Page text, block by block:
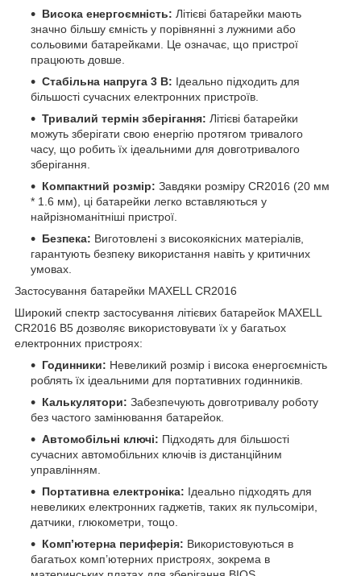
Висока енергоємність: Літієві батарейки мають
значно більшу ємність у порівнянні з лужними або
сольовими батарейками. Це означає, що пристрої
працюють довше.
Стабільна напруга 3 В: Ідеально підходить для
більшості сучасних електронних пристроїв.
Тривалий термін зберігання: Літієві батарейки
можуть зберігати свою енергію протягом тривалого
часу, що робить їх ідеальними для довготривалого
зберігання.
Компактний розмір: Завдяки розміру CR2016 (20 мм
* 1.6 мм), ці батарейки легко вставляються у
найрізноманітніші пристрої.
Безпека: Виготовлені з високоякісних матеріалів,
гарантують безпеку використання навіть у критичних
умовах.
Застосування батарейки MAXELL CR2016
Широкий спектр застосування літієвих батарейок MAXELL
CR2016 B5 дозволяє використовувати їх у багатьох
електронних пристроях:
Годинники: Невеликий розмір і висока енергоємність
роблять їх ідеальними для портативних годинників.
Калькулятори: Забезпечують довготривалу роботу
без частого замінювання батарейок.
Автомобільні ключі: Підходять для більшості
сучасних автомобільних ключів із дистанційним
управлінням.
Портативна електроніка: Ідеально підходять для
невеликих електронних гаджетів, таких як пульсоміри,
датчики, глюкометри, тощо.
Комп’ютерна периферія: Використовуються в
багатьох комп’ютерних пристроях, зокрема в